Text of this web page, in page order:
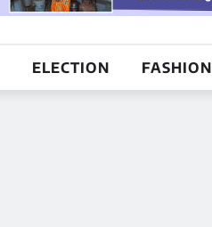
ELECTION FASHION